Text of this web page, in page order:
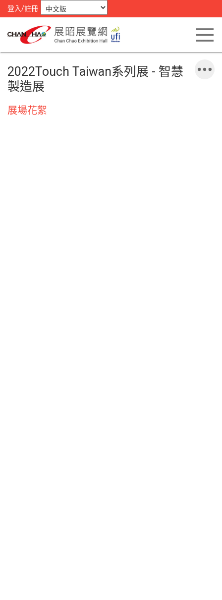
登入/註冊
2022Touch Taiwan系列展 - 智慧
製造展
展場花絮